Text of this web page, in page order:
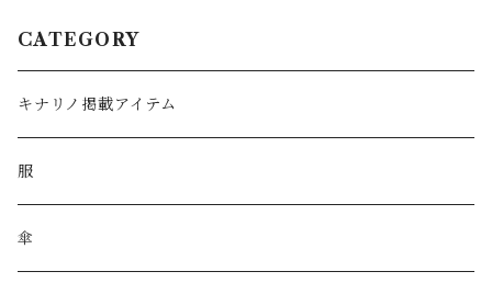
CATEGORY
キナリノ掲載アイテム
服
傘